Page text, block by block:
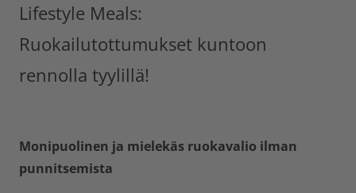
Lifestyle Meals:
Ruokailutottumukset kuntoon
rennolla tyylillä!
Monipuolinen ja mielekäs ruokavalio ilman
punnitsemista